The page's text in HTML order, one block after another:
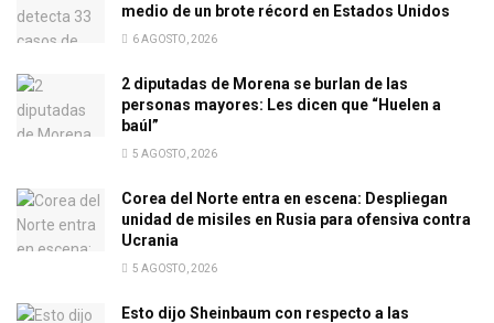
medio de un brote récord en Estados Unidos
6 AGOSTO, 2026
2 diputadas de Morena se burlan de las
personas mayores: Les dicen que “Huelen a
baúl”
5 AGOSTO, 2026
Corea del Norte entra en escena: Despliegan
unidad de misiles en Rusia para ofensiva contra
Ucrania
5 AGOSTO, 2026
Esto dijo Sheinbaum con respecto a las